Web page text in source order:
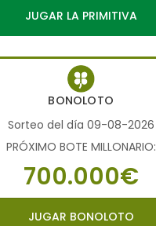
JUGAR LA PRIMITIVA
BONOLOTO
Sorteo del día 09-08-2026
PRÓXIMO BOTE MILLONARIO:
700.000€
JUGAR BONOLOTO